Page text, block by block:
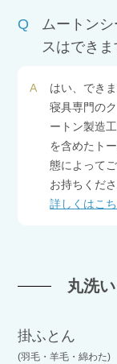
Q
ムートン
スはできま
A
はい、でき
寝具専門の
ートン製造
を含めたト
態によって
お持ちくださ
詳しくはこ
丸洗
掛ふとん
(羽毛・羊毛・綿わた)